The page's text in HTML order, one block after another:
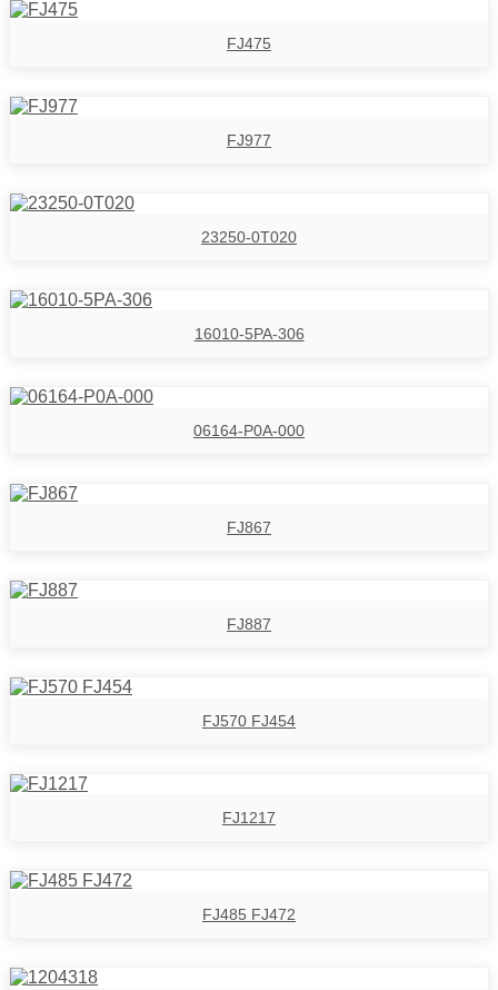
FJ475
FJ977
23250-0T020
16010-5PA-306
06164-P0A-000
FJ867
FJ887
FJ570 FJ454
FJ1217
FJ485 FJ472